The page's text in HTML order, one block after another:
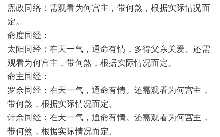
炁政同络：需观看为何宫主，带何煞，根据实际情况而
定。
命度同经：
太阳同经：在天一气，通命有情，多得父亲关爱。还需
观看为何宫主，带何煞，根据实际情况而定。
命主同经：
罗余同经：在天一气，通命有情。还需观看为何宫主，
带何煞，根据实际情况而定。
计余同经：在天一气，通命有情。还需观看为何宫主，
带何煞，根据实际情况而定。